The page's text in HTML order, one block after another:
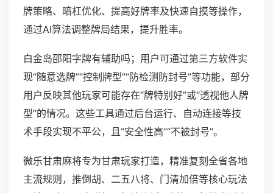
牌策略、暗杠优化、提高好牌率及快速自摸等操作，
通过AI算法调整牌局结果，提升胜率。
白金岛邵阳字牌有辅助吗；用户可通过第三方软件实
现“随意选牌”“控制牌型”“防检测防封号”等功能，部分
用户反映其他玩家可能存在“牌特别好”或“透视他人牌
型”的情况。这些工具通过后台运行、自动连接等技
术手段实现不平公，且“安全性高”“不被封号”。
微乐甘肃麻将专为甘肃玩家打造，精准复刻全省各地
主流规则，推倒胡、二五八将、门清加倍等核心玩法